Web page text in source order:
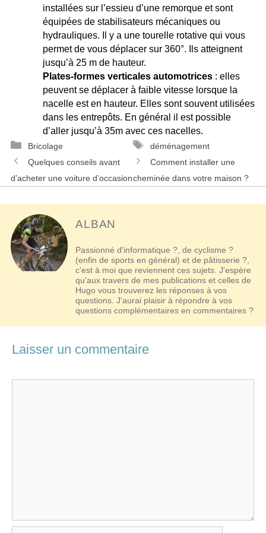
installées sur l’essieu d’une remorque et sont
équipées de stabilisateurs mécaniques ou
hydrauliques. Il y a une tourelle rotative qui vous
permet de vous déplacer sur 360°. Ils atteignent
jusqu’à 25 m de hauteur.
Plates-formes verticales automotrices : elles
peuvent se déplacer à faible vitesse lorsque la
nacelle est en hauteur. Elles sont souvent utilisées
dans les entrepôts. En général il est possible
d’aller jusqu’à 35m avec ces nacelles.
Catégories
Bricolage Étiquettes
déménagement
Navigation
des
Quelques conseils avant
d’acheter une voiture d’occasion
Comment installer une
cheminée dans votre maison ?
ALBAN
Passionné d'informatique ?, de cyclisme ?
(enfin de sports en général) et de pâtisserie ?,
c'est à moi que reviennent ces sujets. J'espère
qu'aux travers de mes publications et celles de
Hugo vous trouverez les réponses à vos
questions. J'aurai plaisir à répondre à vos
questions complémentaires en commentaires ?
Laisser un commentaire